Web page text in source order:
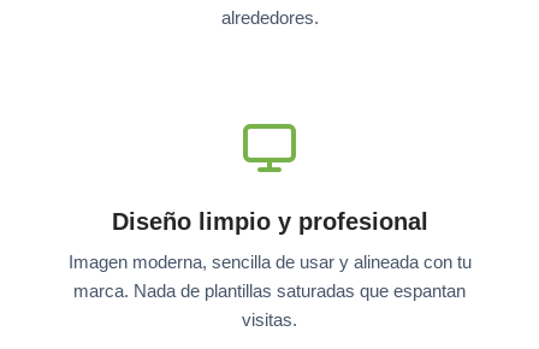
alrededores.
Diseño limpio y profesional
Imagen moderna, sencilla de usar y alineada con tu
marca. Nada de plantillas saturadas que espantan
visitas.